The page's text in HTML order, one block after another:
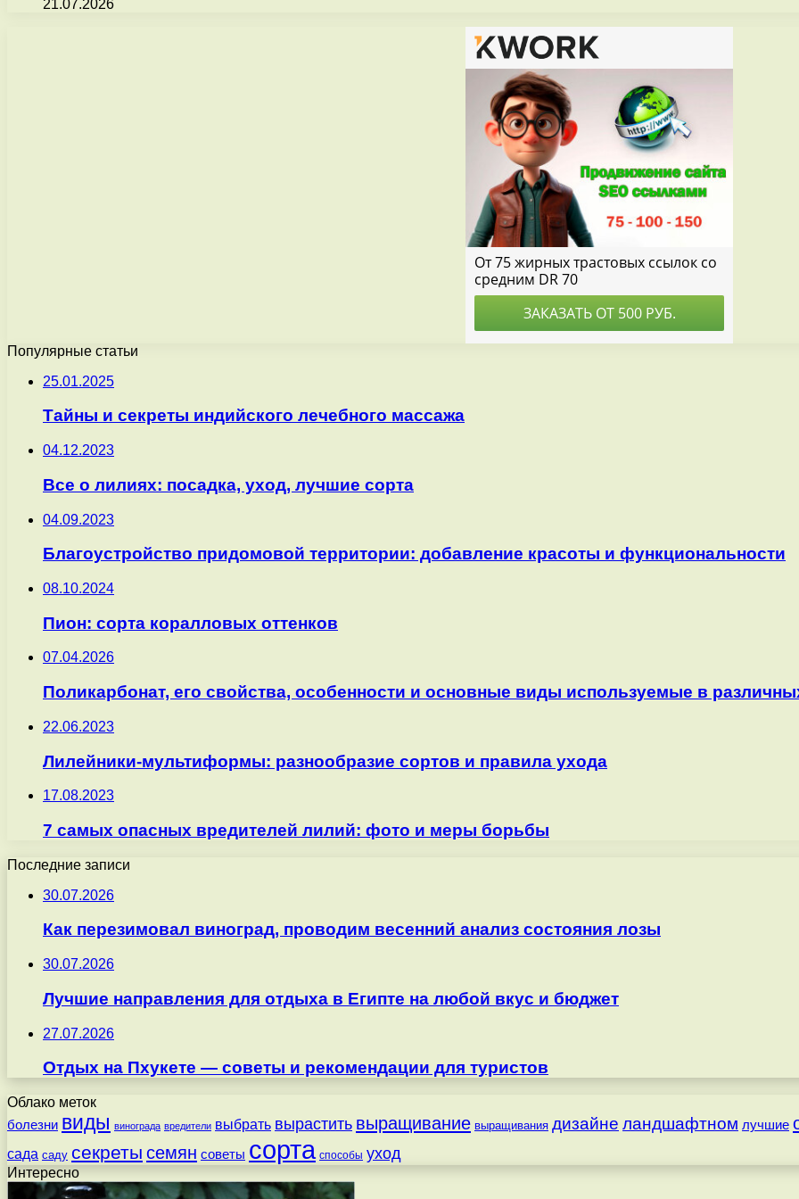
21.07.2026
Популярные статьи
25.01.2025
Тайны и секреты индийского лечебного массажа
04.12.2023
Все о лилиях: посадка, уход, лучшие сорта
04.09.2023
Благоустройство придомовой территории: добавление красоты и функциональности
08.10.2024
Пион: сорта коралловых оттенков
07.04.2026
Поликарбонат, его свойства, особенности и основные виды используемые в
22.06.2023
Лилейники-мультиформы: разнообразие сортов и правила ухода
17.08.2023
7 самых опасных вредителей лилий: фото и меры борьбы
Последние записи
30.07.2026
Как перезимовал виноград, проводим весенний анализ состояния лозы
30.07.2026
Лучшие направления для отдыха в Египте на любой вкус и бюджет
27.07.2026
Отдых на Пхукете — советы и рекомендации для туристов
Облако меток
болезни виды винограда вредители выбрать вырастить выращивание выращивания дизайне ландшафтном лучшие
сада саду секреты семян советы сорта способы уход
Интересно